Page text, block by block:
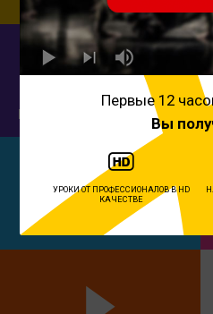
БОЛЛИВУДСКИЙ ТАНЕЦ
ЙОГА
Первые 12
Вы
УРОКИ ОТ ПРОФЕССИОНАЛОВ В HD
КАЧЕСТВЕ